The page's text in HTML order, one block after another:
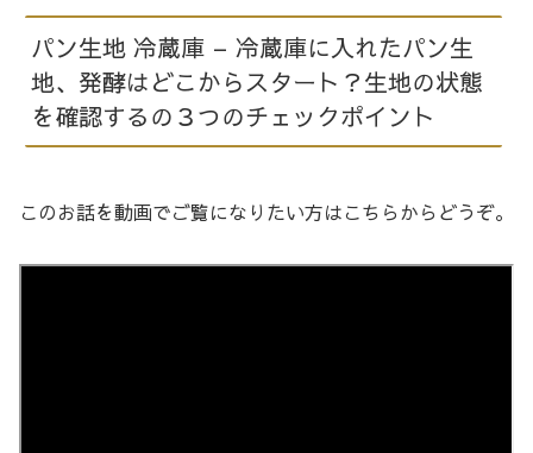
パン生地 冷蔵庫 – 冷蔵庫に入れたパン生
地、発酵はどこからスタート？生地の状態
を確認するの３つのチェックポイント
このお話を動画でご覧になりたい方はこちらからどうぞ。